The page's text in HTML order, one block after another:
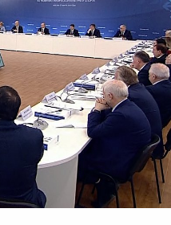
материалы
и студентами